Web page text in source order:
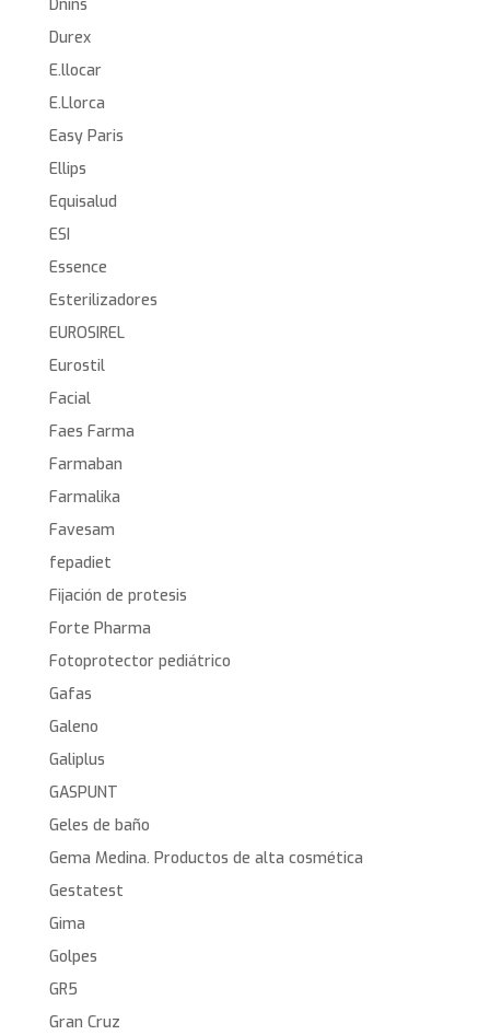
Dnins
Durex
E.llocar
E.Llorca
Easy Paris
Ellips
Equisalud
ESI
Essence
Esterilizadores
EUROSIREL
Eurostil
Facial
Faes Farma
Farmaban
Farmalika
Favesam
fepadiet
Fijación de protesis
Forte Pharma
Fotoprotector pediátrico
Gafas
Galeno
Galiplus
GASPUNT
Geles de baño
Gema Medina. Productos de alta cosmética
Gestatest
Gima
Golpes
GR5
Gran Cruz